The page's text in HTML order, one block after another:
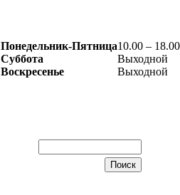
Понедельник-Пятница10.00 – 18.00
Суббота
Выходной
Воскресенье
Выходной